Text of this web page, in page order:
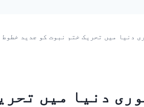
دنیا میں تحریک ختم نبوت کو جدید
دنیا میں